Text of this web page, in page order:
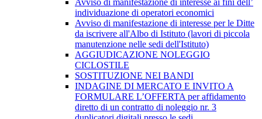
Avviso di manifestazione di interesse ai fini dell’
individuazione di operatori economici
Avviso di manifestazione di interesse per le Ditte
da iscrivere all'Albo di Istituto (lavori di piccola
manutenzione nelle sedi dell'Istituto)
AGGIUDICAZIONE NOLEGGIO
CICLOSTILE
SOSTITUZIONE NEI BANDI
INDAGINE DI MERCATO E INVITO A
FORMULARE L’OFFERTA per affidamento
diretto di un contratto di noleggio nr. 3